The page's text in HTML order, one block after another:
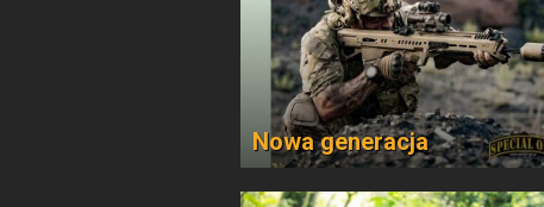
Nowa generacja